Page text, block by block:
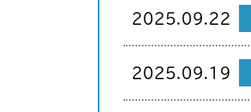
2025.09.22
2025.09.19